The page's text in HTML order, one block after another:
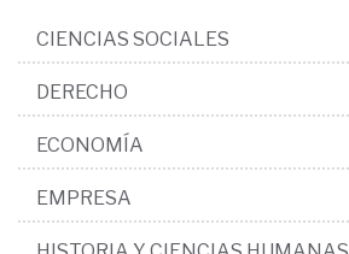
CIENCIAS SOCIALES
DERECHO
ECONOMÍA
EMPRESA